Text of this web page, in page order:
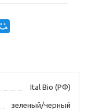
Ital Bio (РФ)
зеленый/черный